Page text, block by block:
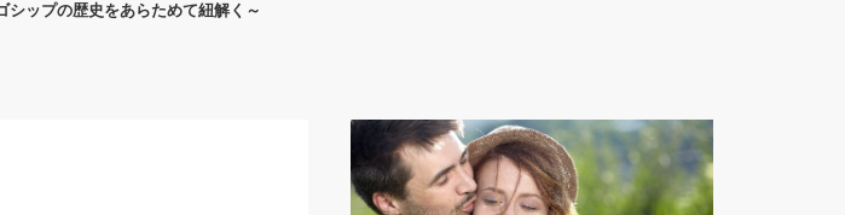
シップの歴史をあらためて紐解く～